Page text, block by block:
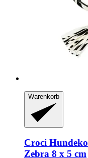
Warenkorb
Croci
Zebra 8 x 5 cm